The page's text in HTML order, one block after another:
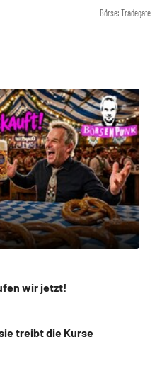
Börse: Tradegate
wir jetzt!
treibt die Kurse